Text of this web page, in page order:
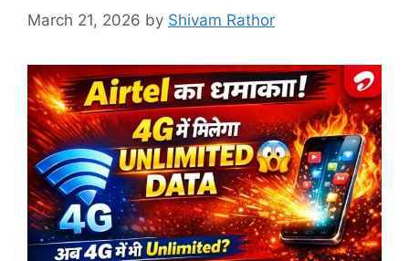
March 21, 2026 by Shivam Rathor